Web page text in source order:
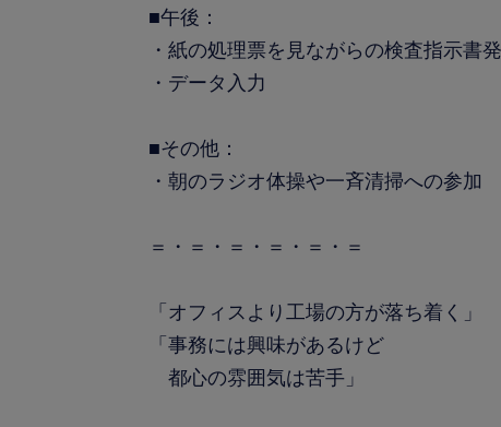
■午後：
・紙の処理票を見ながらの検査指示書
・データ入力
■その他：
・朝のラジオ体操や一斉清掃への参加
＝・＝・＝・＝・＝・＝
「オフィスより工場の方が落ち着く」
「事務には興味があるけど
都心の雰囲気は苦手」